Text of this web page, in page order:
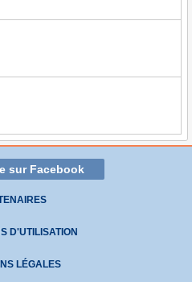
sur Facebook
D'UTILISATION
LÉGALES